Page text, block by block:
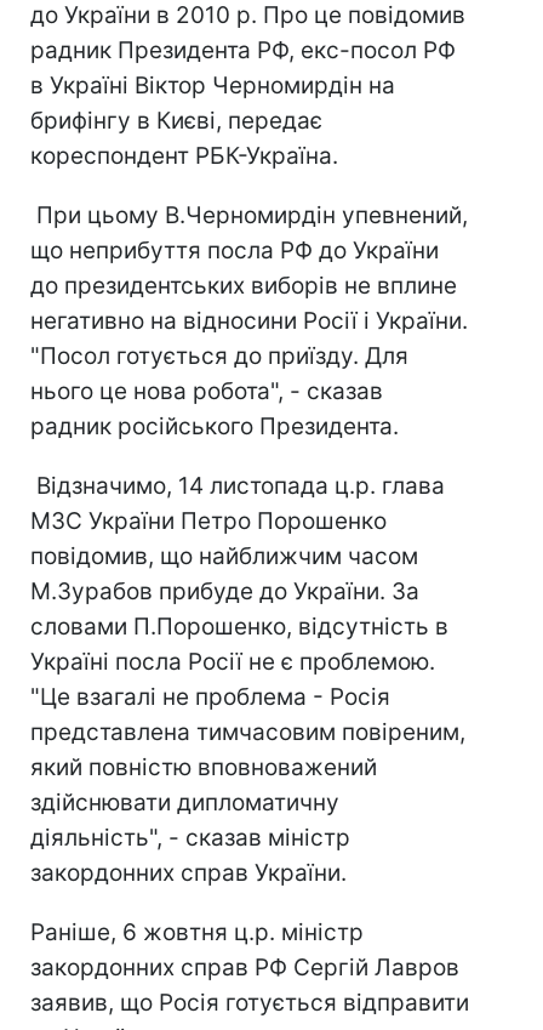
до України в 2010 р. Про це повідомив
радник Президента РФ, екс-посол РФ
в Україні Віктор Черномирдін на
брифінгу в Києві, передає
кореспондент РБК-Україна.
При цьому В.Черномирдін упевнений,
що неприбуття посла РФ до України
до президентських виборів не вплине
негативно на відносини Росії і України.
"Посол готується до приїзду. Для
нього це нова робота", - сказав
радник російського Президента.
Відзначимо, 14 листопада ц.р. глава
МЗС України Петро Порошенко
повідомив, що найближчим часом
М.Зурабов прибуде до України. За
словами П.Порошенко, відсутність в
Україні посла Росії не є проблемою.
"Це взагалі не проблема - Росія
представлена тимчасовим повіреним,
який повністю вповноважений
здійснювати дипломатичну
діяльність", - сказав міністр
закордонних справ України.
Раніше, 6 жовтня ц.р. міністр
закордонних справ РФ Сергій Лавров
заявив, що Росія готується відправити